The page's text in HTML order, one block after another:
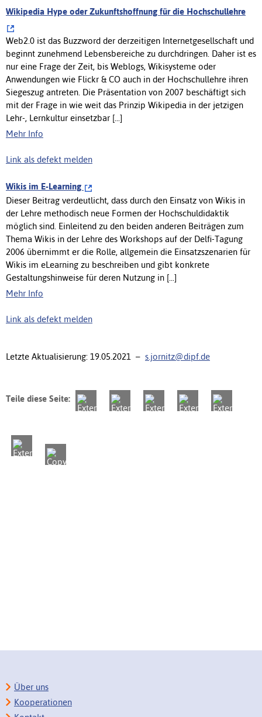
Wikipedia Hype oder Zukunftshoffnung für die Hochschullehre
Web2.0 ist das Buzzword der derzeitigen Internetgesellschaft und
beginnt zunehmend Lebensbereiche zu durchdringen. Daher ist es
nur eine Frage der Zeit, bis Weblogs, Wikisysteme oder
Anwendungen wie Flickr & CO auch in der Hochschullehre ihren
Siegeszug antreten. Die Präsentation von 2007 beschäftigt sich
mit der Frage in wie weit das Prinzip Wikipedia in der jetzigen
Lehr-, Lernkultur einsetzbar [...]
Mehr Info
Link als defekt melden
Wikis im E-Learning
Dieser Beitrag verdeutlicht, dass durch den Einsatz von Wikis in
der Lehre methodisch neue Formen der Hochschuldidaktik
möglich sind. Einleitend zu den beiden anderen Beiträgen zum
Thema Wikis in der Lehre des Workshops auf der Delfi-Tagung
2006 übernimmt er die Rolle, allgemein die Einsatzszenarien für
Wikis im eLearning zu beschreiben und gibt konkrete
Gestaltungshinweise für deren Nutzung in [...]
Mehr Info
Link als defekt melden
Letzte Aktualisierung: 19.05.2021 – s.jornitz@dipf.de
Teile diese Seite:
Über uns
Kooperationen